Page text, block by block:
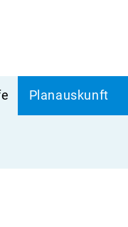
Planauskunft